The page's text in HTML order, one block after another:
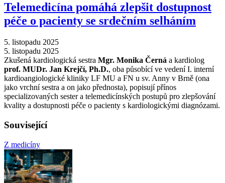
Telemedicína pomáhá zlepšit dostupnost
péče o pacienty se srdečním selháním
5. listopadu 2025
5. listopadu 2025
Zkušená kardiologická sestra Mgr. Monika Černá a kardiolog
prof. MUDr. Jan Krejčí, Ph.D., oba působící ve vedení I. interní
kardioangiologické kliniky LF MU a FN u sv. Anny v Brně (ona
jako vrchní sestra a on jako přednosta), popisují přínos
specializovaných sester a telemedicínských postupů pro zlepšování
kvality a dostupnosti péče o pacienty s kardiologickými diagnózami.
Související
Z medicíny